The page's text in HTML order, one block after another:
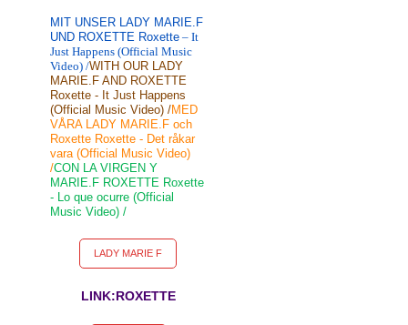
MIT UNSER LADY MARIE.F
UND ROXETTE Roxette – It
Just Happens (Official Music
Video) /WITH OUR LADY
MARIE.F AND ROXETTE
Roxette - It Just Happens
(Official Music Video) /MED
VÅRA LADY MARIE.F och
Roxette Roxette - Det råkar
vara (Official Music Video)
/CON LA VIRGEN Y
MARIE.F ROXETTE Roxette
- Lo que ocurre (Official
Music Video) /
LADY MARIE F
LINK:ROXETTE